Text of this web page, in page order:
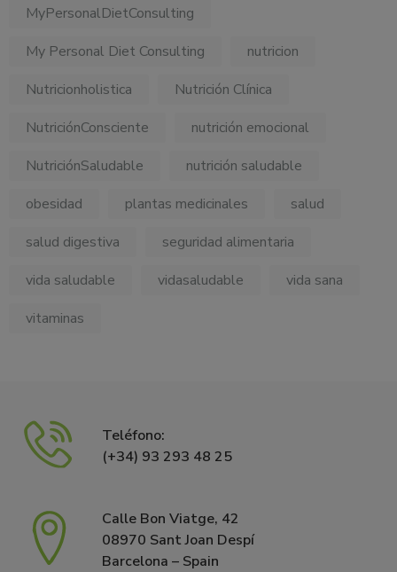
MyPersonalDietConsulting
My Personal Diet Consulting
nutricion
Nutricionholistica
Nutrición Clínica
NutriciónConsciente
nutrición emocional
NutriciónSaludable
nutrición saludable
obesidad
plantas medicinales
salud
salud digestiva
seguridad alimentaria
vida saludable
vidasaludable
vida sana
vitaminas
Teléfono:
(+34) 93 293 48 25
Calle Bon Viatge, 42
08970 Sant Joan Despí
Barcelona – Spain